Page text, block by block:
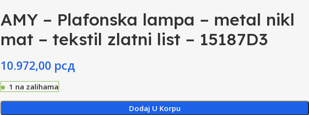
AMY – Plafonska lampa – metal nikl
mat – tekstil zlatni list – 15187D3
10.972,00 рсд
1 na zalihama
Dodaj U Korpu